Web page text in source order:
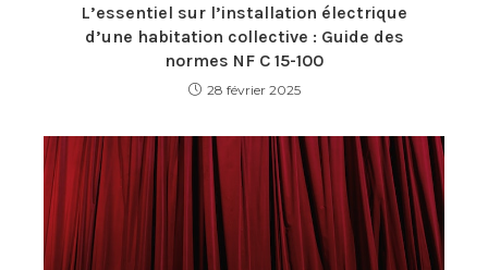
L’essentiel sur l’installation électrique
d’une habitation collective : Guide des
normes NF C 15-100
28 février 2025